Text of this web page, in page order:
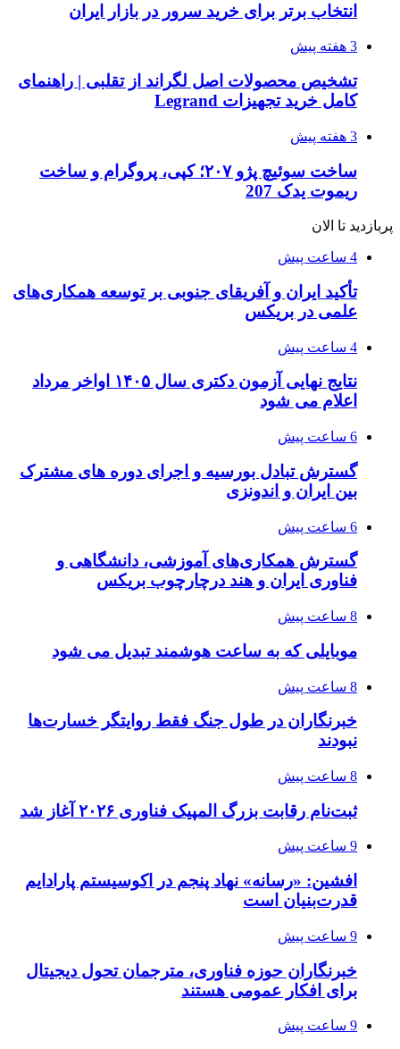
انتخاب برتر برای خرید سرور در بازار ایران
3 هفته پیش
تشخیص محصولات اصل لگراند از تقلبی | راهنمای
کامل خرید تجهیزات Legrand
3 هفته پیش
ساخت سوئیچ پژو ۲۰۷؛ کپی، پروگرام و ساخت
ریموت یدک 207
پربازدید تا الان
4 ساعت پیش
تأکید ایران و آفریقای جنوبی بر توسعه همکاری‌های
علمی در بریکس
4 ساعت پیش
نتایج نهایی آزمون دکتری سال ۱۴۰۵ اواخر مرداد
اعلام می شود
6 ساعت پیش
گسترش تبادل بورسیه و اجرای دوره های مشترک
بین ایران و اندونزی
6 ساعت پیش
گسترش همکاری‌های آموزشی، دانشگاهی و
فناوری ایران و هند درچارچوب بریکس
8 ساعت پیش
موبایلی که به ساعت هوشمند تبدیل می شود
8 ساعت پیش
خبرنگاران در طول جنگ فقط روایتگر خسارت‌ها
نبودند
8 ساعت پیش
ثبت‌نام رقابت بزرگ المپیک فناوری ۲۰۲۶ آغاز شد
9 ساعت پیش
افشین: «رسانه» نهاد پنجم در اکوسیستم پارادایم
قدرت‌بنیان است
9 ساعت پیش
خبرنگاران حوزه فناوری، مترجمان تحول دیجیتال
برای افکار عمومی هستند
9 ساعت پیش